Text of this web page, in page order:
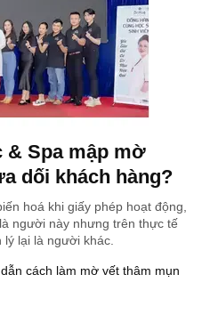
& Spa mập mờ
dối khách hàng?
hoá khi giấy phép hoạt động,
người này nhưng trên thực tế
lại là người khác.
cách làm mờ vết thâm mụn